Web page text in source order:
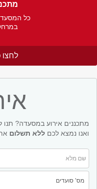
כל
לחצו
מתכננים אירוע במסעדה? תנו
ואנו נמצא לכם ללא תשלום